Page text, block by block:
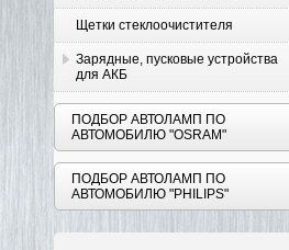
Щетки стеклоочистителя
Зарядные, пусковые устройства
для АКБ
ПОДБОР АВТОЛАМП ПО
АВТОМОБИЛЮ "OSRAM"
ПОДБОР АВТОЛАМП ПО
АВТОМОБИЛЮ "PHILIPS"